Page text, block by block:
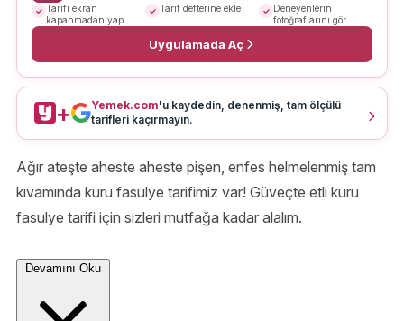
Tarifi ekran
kapanmadan yap
Tarif defterine ekle
Deneyenlerin
fotoğraflarını gör
Uygulamada Aç
+ Yemek.com'u kaydedin, denenmiş, tam ölçülü
tarifleri kaçırmayın.
Ağır ateşte aheste aheste pişen, enfes helmelenmiş tam
kıvamında kuru fasulye tarifimiz var! Güveçte etli kuru
fasulye tarifi için sizleri mutfağa kadar alalım.
Devamını Oku